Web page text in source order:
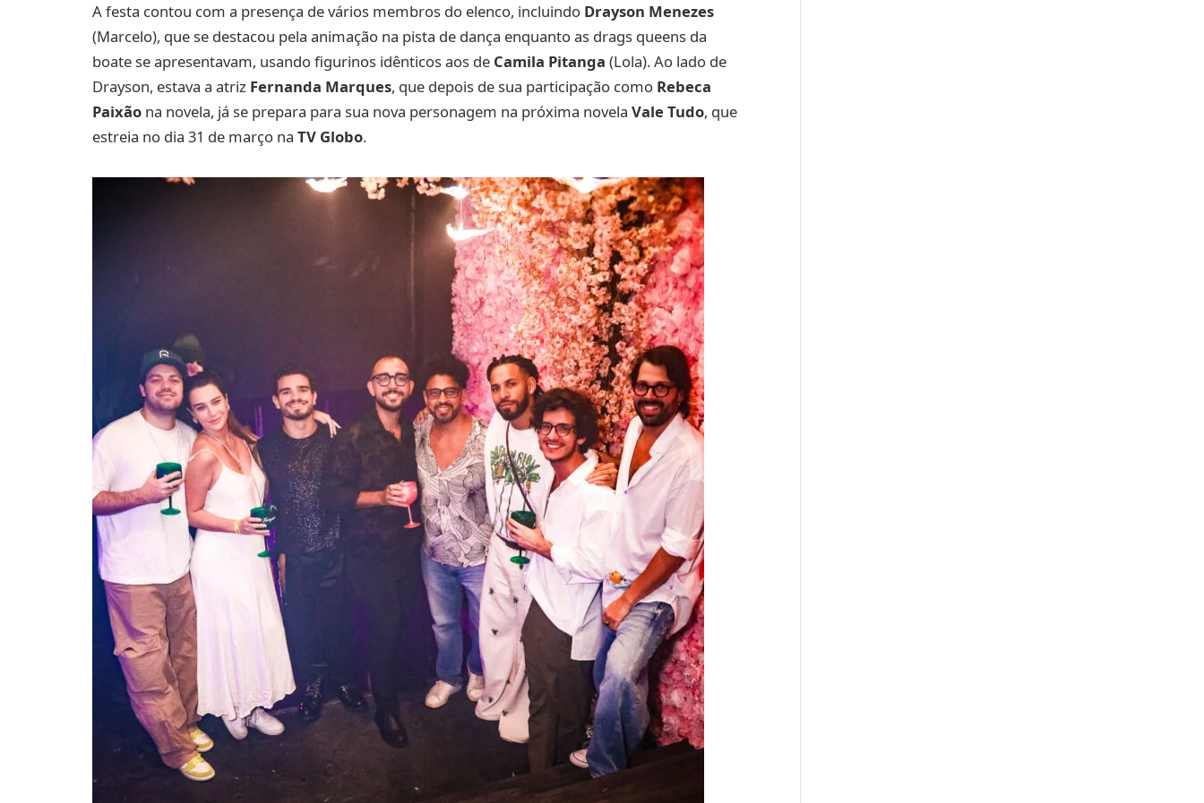
A festa contou com a presença de vários membros do elenco, incluindo Drayson Menezes
(Marcelo), que se destacou pela animação na pista de dança enquanto as drags queens da
boate se apresentavam, usando figurinos idênticos aos de Camila Pitanga (Lola). Ao lado de
Drayson, estava a atriz Fernanda Marques, que depois de sua participação como Rebeca
Paixão na novela, já se prepara para sua nova personagem na próxima novela Vale Tudo, que
estreia no dia 31 de março na TV Globo.